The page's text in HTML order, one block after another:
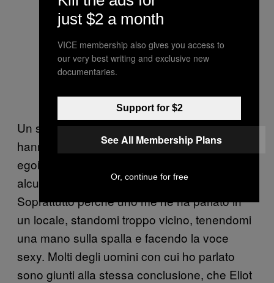
Foto diPenelope Kolliopoulou.
Un sacco di ragazzi con cui ho parlato mi
hanno detto che ora a letto sono molto meno
egoisti, ma onestamente penso che, almeno
alcuni, mi stiano prendendo per il culo.
Soprattutto perché uno me ne ha parlato in
un locale, standomi troppo vicino, tenendomi
una mano sulla spalla e facendo la voce
sexy. Molti degli uomini con cui ho parlato
sono giunti alla stessa conclusione, che Eliot
just $2 a month
VICE membership also gives you access to
our very best writing and exclusive new
documentaries.
Support for $2
See All Membership Plans
Or, continue for free